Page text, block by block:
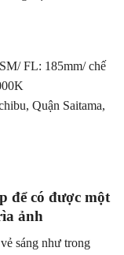
FL: 185mm/ chế
Quận Saitama,
để có được một
ảnh
sáng như trong